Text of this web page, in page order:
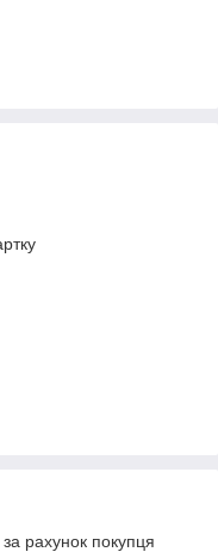
рахунок покупця